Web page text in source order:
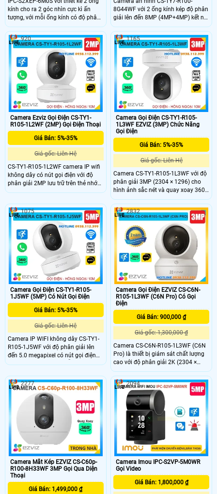
kính cho ra 2 góc nhìn cực kì ấn
tượng, với mỗi ống kính có độ phân
giải 6.0Mp cho ra hình ảnh 2K sắc
nét, tích hợp micro và loa giúp đàm
thoại 2 chiều trực tiếp, nhìn được
hình ảnh có màu vào ban đêm với
khoảng cách 15m.
8G44WF với 2 ống kính kép độ phân
giải lên đến 8MP (4MP+4MP) kết nối
wifi không dây có khe thẻ nhớ
512GB, chip xử lý CMOS. hồng ngoại
10m phát hiện chuyển động thông
minh hình ảnh sắc nét. Camera hỗ
trợ nút gọi điện thoại chỉ cần 1
chạm, 1 ống kính cố định và 1 ống
kính quay quét được 360 độ dễ
dàng sử dụng giá rẻ.
Camera Ezviz Gọi Điện CS-TY1-
R105-1L2WF (2MP) Gọi Điện Thoại
Giá Bán: 5%-35%
Giá gốc: Liên Hệ
CS-TY1-R105-1L2WF camera IP wifi
không dây có nút gọi điện với độ
phân giải 2MP lưu trữ trên thẻ nhớ
512GB chip xử lý CMOS cho hình
10m hỗ trợ chức năng tự động theo
dõi người xâm nhập Phát hiện hình
dạng con người thông minh tích
hợp mic và loa dễ dàng đàm thoại
được 2 chiều giá rẻ phù hợp lắp đặt
trong nhà.
920
Camera Gọi Điện CS-TY1-R105-
1L3WF EZVIZ (3MP) Chức Năng
Gọi Điện
Giá Bán: 5%-35%
Giá gốc: Liên Hệ
Camera CS-TY1-R105-1L3WF với độ
phân giải 3MP (2304 × 1296) cho
hình ảnh sắc nét và quay xoay 360
độ, bao quát toàn bộ không gian.
Công nghệ nén H.265 giúp tiết kiệm
băng thông, tích hợp AI phát hiện và
theo dõi chuyển động thông minh.
Ngoài ra, camera hỗ trợ thẻ nhớ lên
đến 512GB, đàm thoại hai chiều với
micro và loa tích hợp, cùng hồng
ngoại 10m giúp quan sát rõ ràng cả
trong đêm.
1165
Camera Gọi Điện CS-TY1-R105-
1J5WF (5MP) Có Nút Gọi Điện
Giá Bán: 5%-35%
Giá gốc: Liên Hệ
Camera IP WIFI không dây CS-TY1-
R105-1J5WF với độ phân giải lên
đến 5.0 megapixel có nút gọi điện
thoại chỉ cần 1 chạm dễ dàng giám
nhìn xa 10m. Camera được thiết kế
mỹ thuật cao và bắt mắt, camera có
khả năng xoay 360 độ tích họp mic
và loa đàm thoại 2 chiều, phát hiện
và theo dõi chuyển động thông
minh camera cho hình ảnh sắc nét
giá rẻ.
1075
Camera Gọi Điện EZVIZ CS-C6N-
R105-1L3WF (C6N Pro) Có Gọi
Điện
Giá Bán: 900,000 ₫
Giá gốc: 1,300,000 ₫
Camera CS-C6N-R105-1L3WF (C6N
Pro) là thiết bị giám sát chất lượng
cao với độ phân giải 2K (2304 ×
1296) mang lại hình ảnh sắc nét và
chi tiết Camera có khả năng quay
xoay 360 độ đàm thoại 2 chiều tích
hợp nút gọi điện cảm ứng tiện lợi
giúp bạn dễ dàng tương tác từ xa
2832
Camera Mắt Kép EZVIZ CS-C60p-
R100-8H33WF 3MP Gọi Qua Diện
Thoại
Giá Bán: 1,499,000 ₫
2277
Camera Imou IPC-S2VP-5M0WR
Gọi Video
Giá Bán: 1,800,000 ₫
2094